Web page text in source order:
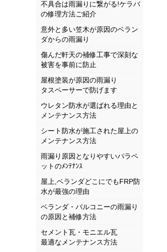
不具合は雨漏りに繋がる!ケラバ
の修理方法ご紹介
意外と多い笠木が原因のベラン
ダからの雨漏り
傷んだ軒天の補修工事で深刻な
被害を事前に防止
屋根塗装が原因の雨漏り
タスペーサーで防げます
ウレタン防水が選ばれる理由と
メンテナンス方法
シート防水が施工された屋上の
メンテナンス方法
雨漏り原因となりやすいパラペ
ットのﾒﾝﾃﾅﾝｽ
屋上,ベランダどこにでもFRP防
水が最強の理由
ベランダ・バルコニーの雨漏り
の原因と補修方法
セメント瓦・モニエル瓦
最適なメンテナンス方法